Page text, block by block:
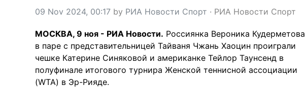
09 Nov 2024, 00:17 by РИА Новости Спорт · РИА Новости Спорт
МОСКВА, 9 ноя - РИА Новости. Россиянка Вероника Кудерметова
в паре с представительницей Тайваня Чжань Хаоцин проиграли
чешке Катерине Синяковой и американке Тейлор Таунсенд в
полуфинале итогового турнира Женской теннисной ассоциации
(WTA) в Эр-Рияде.